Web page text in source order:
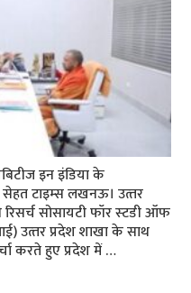
इन इंडिया के
सेहत टाइम्‍स लखनऊ। उत्‍तर
सोसायटी फॉर स्‍टडी ऑफ
उत्‍तर प्रदेश शाखा के साथ
करते हुए प्रदेश में …